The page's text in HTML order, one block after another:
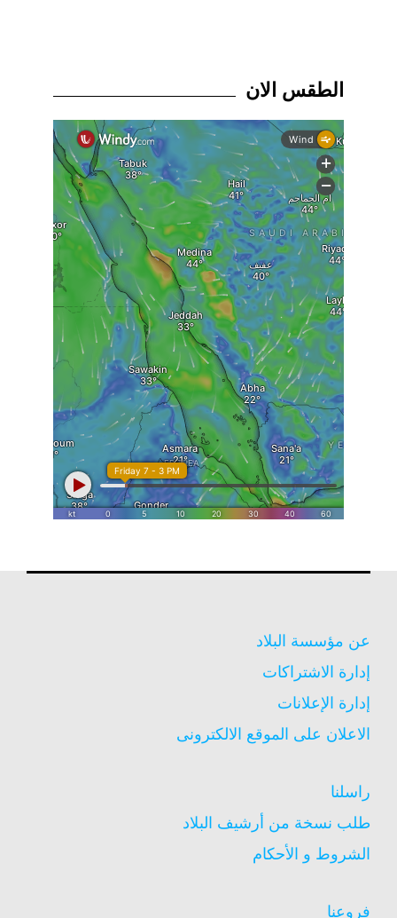
الطقس الان
عن مؤسسة البلاد
إدارة الاشتراكات
إدارة الإعلانات
الاعلان على الموقع الالكترونى
راسلنا
طلب نسخة من أرشيف البلاد
الشروط و الأحكام
فروعنا